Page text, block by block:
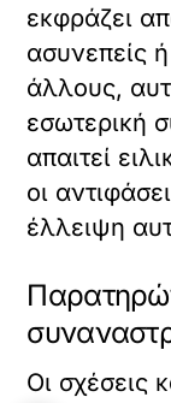
εκφράζει
ασυνεπείς
άλλους,
εσωτερική
απαιτεί
οι
έλλειψη
Οι σχέσεις